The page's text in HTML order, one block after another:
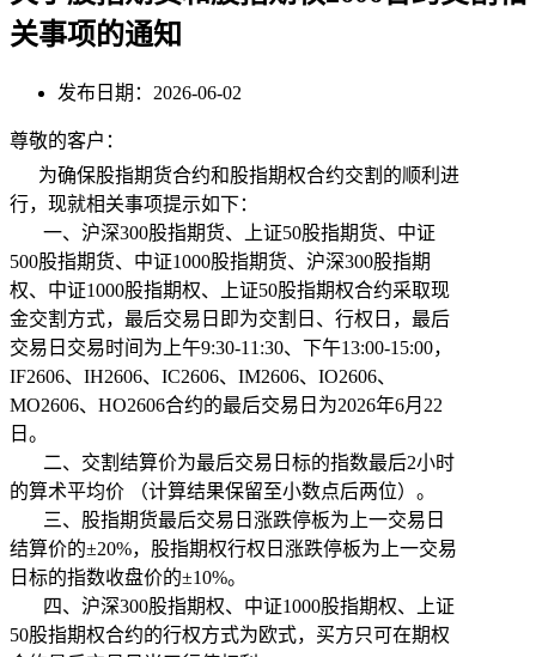
关事项的通知
发布日期：2026-06-02
尊敬的客户：
为确保股指期货合约和股指期权合约交割的顺利进
行，现就相关事项提示如下：
一、沪深300股指期货、上证50股指期货、中证
500股指期货、中证1000股指期货、沪深300股指期
权、中证1000股指期权、上证50股指期权合约采取现
金交割方式，最后交易日即为交割日、行权日，最后
交易日交易时间为上午9:30-11:30、下午13:00-15:00，
IF2606、IH2606、IC2606、IM2606、IO2606、
MO2606、HO2606合约的最后交易日为2026年6月22
日。
二、交割结算价为最后交易日标的指数最后2小时
的算术平均价 （计算结果保留至小数点后两位）。
三、股指期货最后交易日涨跌停板为上一交易日
结算价的±20%，股指期权行权日涨跌停板为上一交易
日标的指数收盘价的±10%。
四、沪深300股指期权、中证1000股指期权、上证
50股指期权合约的行权方式为欧式，买方只可在期权